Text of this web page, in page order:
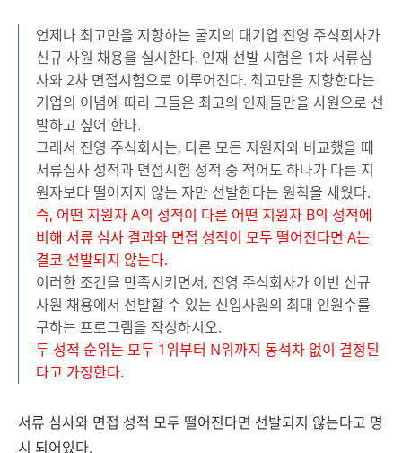
언제나 최고만을 지향하는 굴지의 대기업 진영 주식회사가
신규 사원 채용을 실시한다. 인재 선발 시험은 1차 서류심
사와 2차 면접시험으로 이루어진다. 최고만을 지향한다는
기업의 이념에 따라 그들은 최고의 인재들만을 사원으로 선
발하고 싶어 한다.
그래서 진영 주식회사는, 다른 모든 지원자와 비교했을 때
서류심사 성적과 면접시험 성적 중 적어도 하나가 다른 지
원자보다 떨어지지 않는 자만 선발한다는 원칙을 세웠다.
즉, 어떤 지원자 A의 성적이 다른 어떤 지원자 B의 성적에
비해 서류 심사 결과와 면접 성적이 모두 떨어진다면 A는
결코 선발되지 않는다.
이러한 조건을 만족시키면서, 진영 주식회사가 이번 신규
사원 채용에서 선발할 수 있는 신입사원의 최대 인원수를
구하는 프로그램을 작성하시오.
두 성적 순위는 모두 1위부터 N위까지 동석차 없이 결정된
다고 가정한다.
서류 심사와 면접 성적 모두 떨어진다면 선발되지 않는다고 명
시 되어있다.